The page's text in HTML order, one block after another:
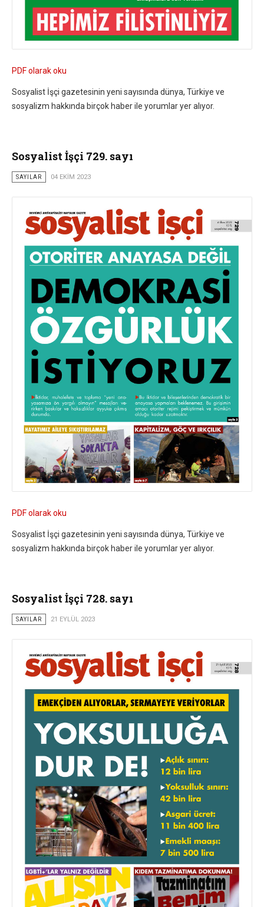
PDF olarak oku
Sosyalist İşçi gazetesinin yeni sayısında dünya, Türkiye ve
sosyalizm hakkında birçok haber ile yorumlar yer alıyor.
Sosyalist İşçi 729. sayı
SAYILAR 04 EKIM 2023
PDF olarak oku
Sosyalist İşçi gazetesinin yeni sayısında dünya, Türkiye ve
sosyalizm hakkında birçok haber ile yorumlar yer alıyor.
Sosyalist İşçi 728. sayı
SAYILAR 21 EYLÜL 2023